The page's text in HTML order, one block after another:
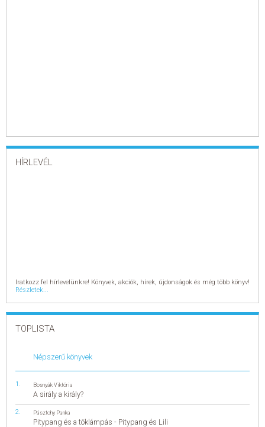
HÍRLEVÉL
Iratkozz fel hírlevelünkre! Könyvek, akciók, hírek, újdonságok és még több könyv!
Részletek...
TOPLISTA
Népszerű könyvek
Bosnyák Viktória
A sirály a király?
Pásztohy Panka
Pitypang és a töklámpás - Pitypang és Lili